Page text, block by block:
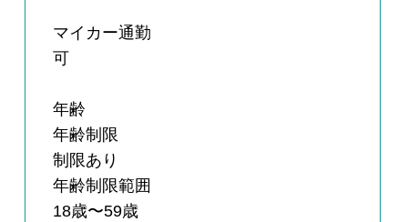
マイカー通勤
可
年齢
年齢制限
制限あり
年齢制限範囲
18歳〜59歳